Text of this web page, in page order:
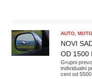
AUTO, MOTO
NOVI
OD 1500
Grupni
individualni
ceni od